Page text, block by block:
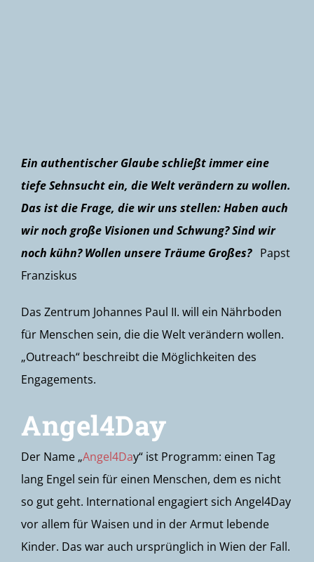
Ein authentischer Glaube schließt immer eine
tiefe Sehnsucht ein, die Welt verändern zu wollen.
Das ist die Frage, die wir uns stellen: Haben auch
wir noch große Visionen und Schwung? Sind wir
noch kühn? Wollen unsere Träume Großes? Papst
Franziskus
Das Zentrum Johannes Paul II. will ein Nährboden
für Menschen sein, die die Welt verändern wollen.
„Outreach“ beschreibt die Möglichkeiten des
Engagements.
Angel4Day
Der Name „Angel4Day“ ist Programm: einen Tag
lang Engel sein für einen Menschen, dem es nicht
so gut geht. International engagiert sich Angel4Day
vor allem für Waisen und in der Armut lebende
Kinder. Das war auch ursprünglich in Wien der Fall.